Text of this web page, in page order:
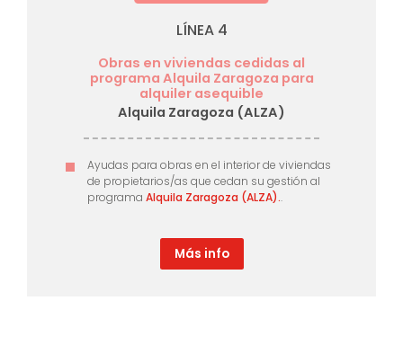
LÍNEA 4
Obras en viviendas cedidas al
programa Alquila Zaragoza para
alquiler asequible
Alquila Zaragoza (ALZA)
Ayudas para obras en el interior de viviendas
de propietarios/as que cedan su gestión al
programaAlquila Zaragoza (ALZA)..
Más info